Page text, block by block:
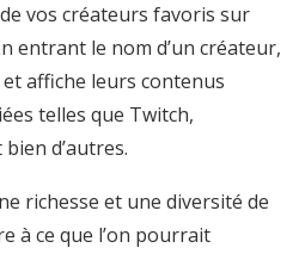
vos créateurs favoris sur
entrant le nom d’un créateur,
affiche leurs contenus
telles que Twitch,
d’autres.
richesse et une diversité de
à ce que l’on pourrait